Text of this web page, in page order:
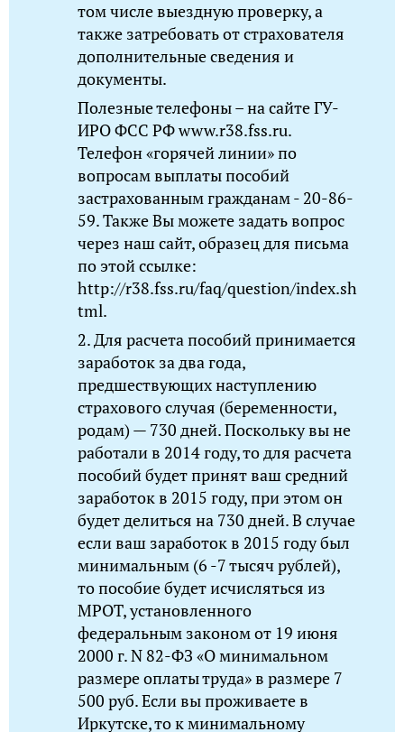
том числе выездную проверку, а
также затребовать от страхователя
дополнительные сведения и
документы.
Полезные телефоны – на сайте ГУ-
ИРО ФСС РФ www.r38.fss.ru.
Телефон «горячей линии» по
вопросам выплаты пособий
застрахованным гражданам - 20-86-
59. Также Вы можете задать вопрос
через наш сайт, образец для письма
по этой ссылке:
http://r38.fss.ru/faq/question/index.sh
tml.
2. Для расчета пособий принимается
заработок за два года,
предшествующих наступлению
страхового случая (беременности,
родам) — 730 дней. Поскольку вы не
работали в 2014 году, то для расчета
пособий будет принят ваш средний
заработок в 2015 году, при этом он
будет делиться на 730 дней. В случае
если ваш заработок в 2015 году был
минимальным (6 -7 тысяч рублей),
то пособие будет исчисляться из
МРОТ, установленного
федеральным законом от 19 июня
2000 г. N 82-ФЗ «О минимальном
размере оплаты труда» в размере 7
500 руб. Если вы проживаете в
Иркутске, то к минимальному